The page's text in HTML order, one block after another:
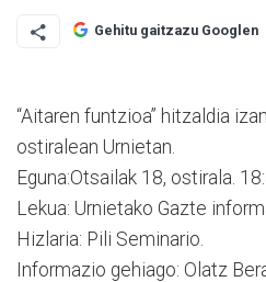
Gehitu gaitzazu Googlen
“Aitaren funtzioa” hitzaldia
ostiralean Urnietan.
Eguna:Otsailak 18, ostirala.
Lekua: Urnietako Gazte
Hizlaria: Pili Seminario.
Informazio gehiago: Olatz